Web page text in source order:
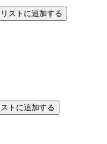
リストに追加する
ストに追加する